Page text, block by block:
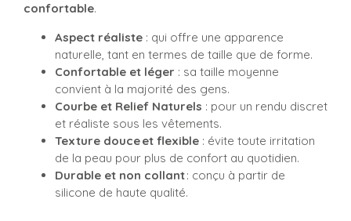
confortable.
Aspect réaliste : qui offre une apparence
naturelle, tant en termes de taille que de forme.
Confortable et léger : sa taille moyenne
convient à la majorité des gens.
Courbe et Relief Naturels : pour un rendu discret
et réaliste sous les vêtements.
Texture douce et flexible : évite toute irritation
de la peau pour plus de confort au quotidien.
Durable et non collant: conçu à partir de
silicone de haute qualité.